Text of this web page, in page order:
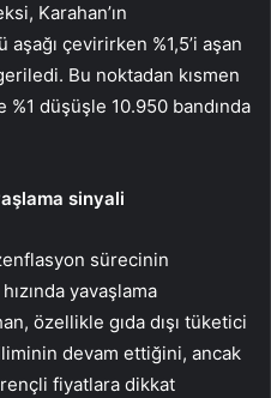
Karahan’ın
çevirirken %1,5’i aşan
Bu noktadan kısmen
düşüşle 10.950 bandında
sinyali
sürecinin
yavaşlama
özellikle gıda dışı tüketici
devam ettiğini, ancak
fiyatlara dikkat